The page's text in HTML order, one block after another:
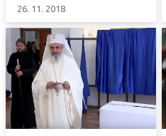
26. 11. 2018